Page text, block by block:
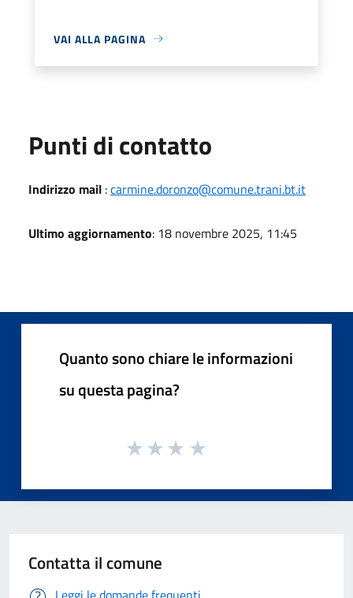
VAI ALLA PAGINA
Punti di contatto
Indirizzo mail :carmine.doronzo@comune.trani.bt.it
Ultimo aggiornamento: 18 novembre 2025, 11:45
Quanto sono chiare le informazioni
su questa pagina?
Contatta il comune